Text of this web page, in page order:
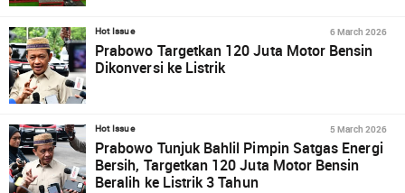
Hot Issue 6 March 2026
Prabowo Targetkan 120 Juta Motor Bensin
Dikonversi ke Listrik
Hot Issue 5 March 2026
Prabowo Tunjuk Bahlil Pimpin Satgas Energi
Bersih, Targetkan 120 Juta Motor Bensin
Beralih ke Listrik 3 Tahun